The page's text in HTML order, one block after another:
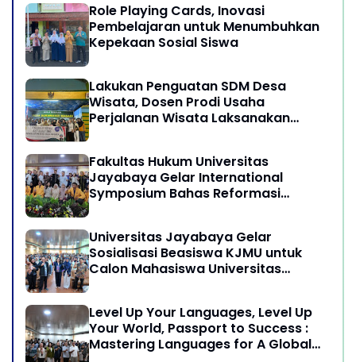
Role Playing Cards, Inovasi
Pembelajaran untuk Menumbuhkan
Kepekaan Sosial Siswa
Lakukan Penguatan SDM Desa
Wisata, Dosen Prodi Usaha
Perjalanan Wisata Laksanakan
Sukamandi Masagi - Kabupaten
Subang, Jawa Barat
Fakultas Hukum Universitas
Jayabaya Gelar International
Symposium Bahas Reformasi
Universitas Jayabaya Gelar
Sosialisasi Beasiswa KJMU untuk
Calon Mahasiswa Universitas
Level Up Your Languages, Level Up
Your World, Passport to Success :
Mastering Languages for A Global